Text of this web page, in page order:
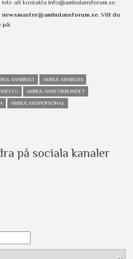
att kontakta info@ambulansforum.se.
newsmaster@ambulansforum.se. Vill du
på:
AMBULANSBUSS
AMBULANSFÖRBUNDET
AMBULANSPERSONAL
på sociala kanaler